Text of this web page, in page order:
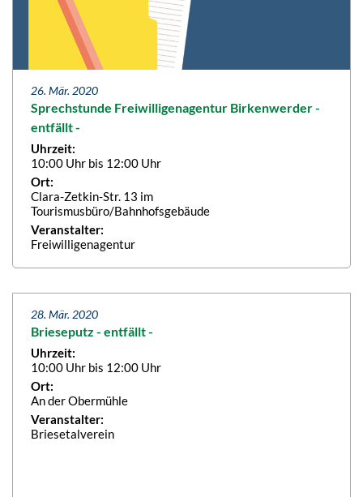
26. Mär. 2020
Sprechstunde Freiwilligenagentur Birkenwerder -
entfällt -
Uhrzeit:
10:00 Uhr bis 12:00 Uhr
Ort:
Clara-Zetkin-Str. 13 im
Tourismusbüro/Bahnhofsgebäude
Veranstalter:
Freiwilligenagentur
28. Mär. 2020
Brieseputz - entfällt -
Uhrzeit:
10:00 Uhr bis 12:00 Uhr
Ort:
An der Obermühle
Veranstalter:
Briesetalverein